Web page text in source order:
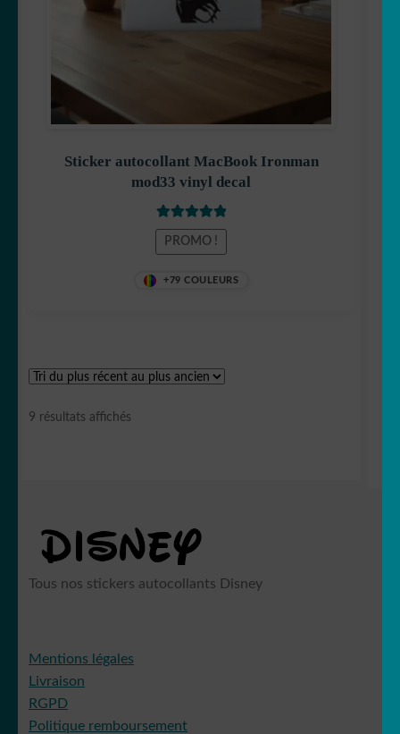
Winnie
Schtroumps
Shezow
Albator
Sticker autocollant MacBook Ironman
mod33 vinyl decal
Note5sur 5
PROMO !
+79 COULEURS
9 résultats affichés
ancien
Tous nos stickers autocollants Disney
Mentions légales
Livraison
RGPD
Politique remboursement